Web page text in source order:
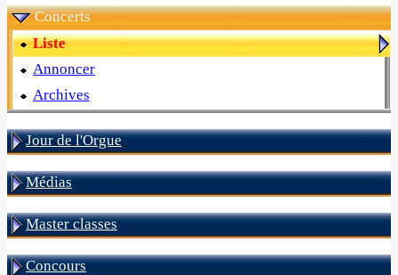
Concerts
Liste
Annoncer
Archives
Jour de l'Orgue
Médias
Master classes
Concours